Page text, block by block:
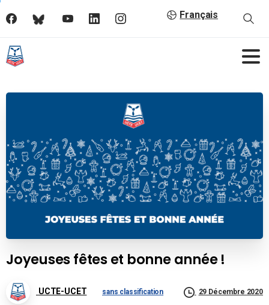
Français
Joyeuses fêtes et bonne année !
UCTE-UCET sans classification 29 Décembre 2020